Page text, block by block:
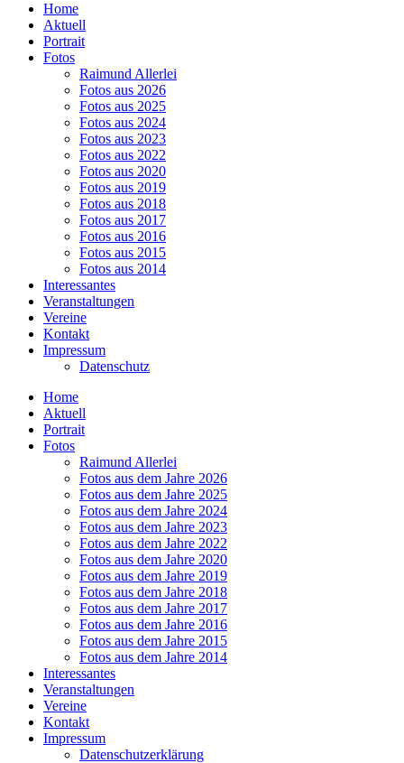
Home
Aktuell
Portrait
Fotos
Raimund Allerlei
Fotos aus 2026
Fotos aus 2025
Fotos aus 2024
Fotos aus 2023
Fotos aus 2022
Fotos aus 2020
Fotos aus 2019
Fotos aus 2018
Fotos aus 2017
Fotos aus 2016
Fotos aus 2015
Fotos aus 2014
Interessantes
Veranstaltungen
Vereine
Kontakt
Impressum
Datenschutz
Home
Aktuell
Portrait
Fotos
Raimund Allerlei
Fotos aus dem Jahre 2026
Fotos aus dem Jahre 2025
Fotos aus dem Jahre 2024
Fotos aus dem Jahre 2023
Fotos aus dem Jahre 2022
Fotos aus dem Jahre 2020
Fotos aus dem Jahre 2019
Fotos aus dem Jahre 2018
Fotos aus dem Jahre 2017
Fotos aus dem Jahre 2016
Fotos aus dem Jahre 2015
Fotos aus dem Jahre 2014
Interessantes
Veranstaltungen
Vereine
Kontakt
Impressum
Datenschutzerklärung